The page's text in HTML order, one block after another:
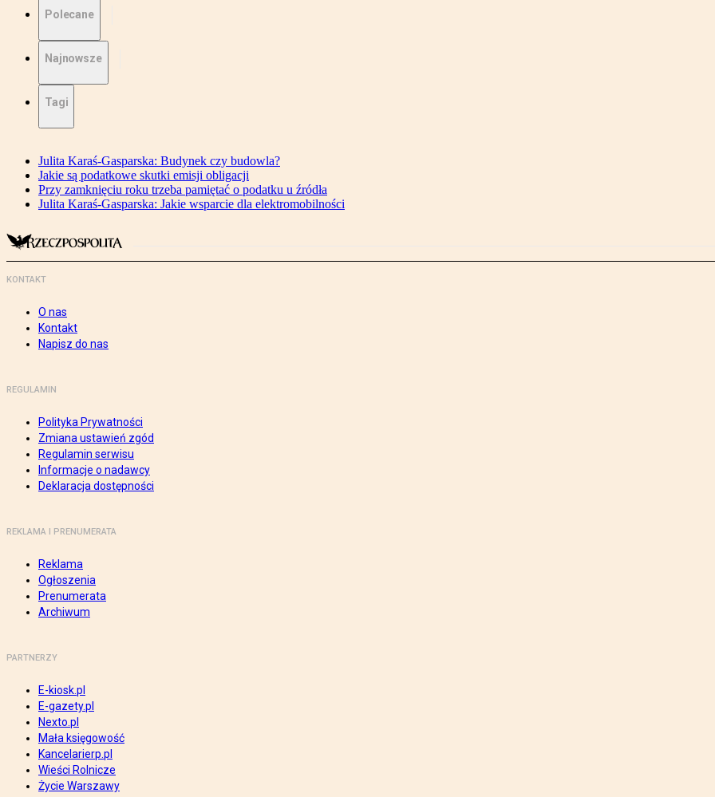
Polecane
Najnowsze
Tagi
Julita Karaś-Gasparska: Budynek czy budowla?
Jakie są podatkowe skutki emisji obligacji
Przy zamknięciu roku trzeba pamiętać o podatku u źródła
Julita Karaś-Gasparska: Jakie wsparcie dla elektromobilności
KONTAKT
O nas
Kontakt
Napisz do nas
REGULAMIN
Polityka Prywatności
Zmiana ustawień zgód
Regulamin serwisu
Informacje o nadawcy
Deklaracja dostępności
REKLAMA I PRENUMERATA
Reklama
Ogłoszenia
Prenumerata
Archiwum
PARTNERZY
E-kiosk.pl
E-gazety.pl
Nexto.pl
Mała księgowość
Kancelarierp.pl
Wieści Rolnicze
Życie Warszawy